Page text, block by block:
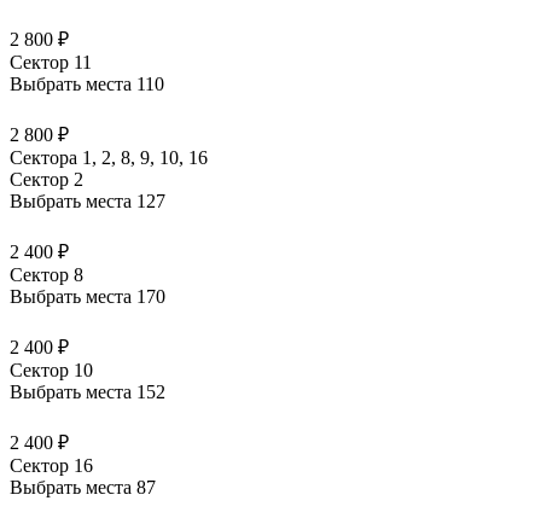
2 800 ₽
Сектор 11
Выбрать места 110
2 800 ₽
Сектора 1, 2, 8, 9, 10, 16
Сектор 2
Выбрать места 127
2 400 ₽
Сектор 8
Выбрать места 170
2 400 ₽
Сектор 10
Выбрать места 152
2 400 ₽
Сектор 16
Выбрать места 87